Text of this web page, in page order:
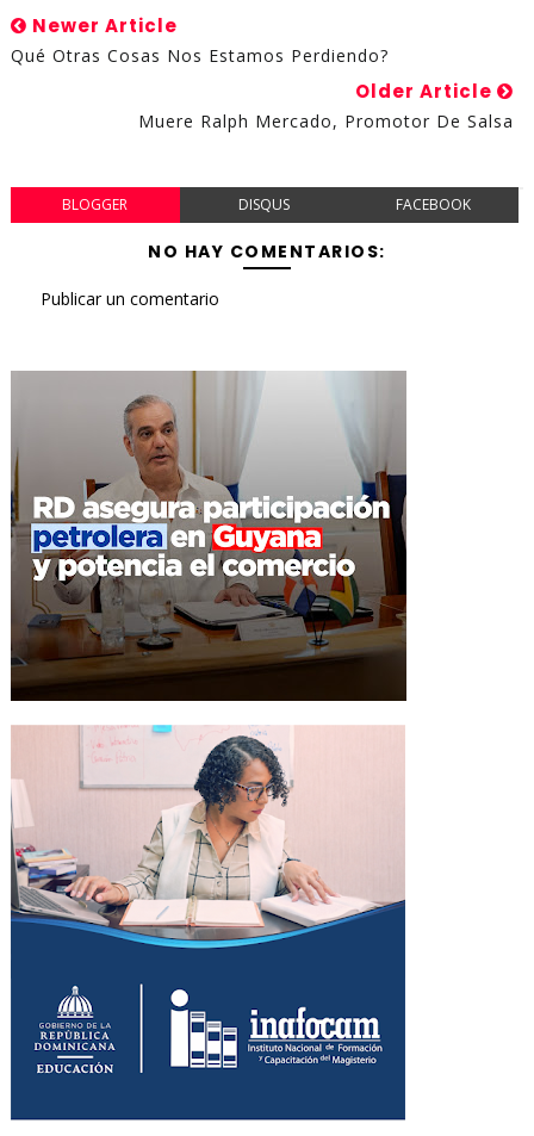
Newer Article
Qué Otras Cosas Nos Estamos Perdiendo?
Older Article
Muere Ralph Mercado, Promotor De Salsa
BLOGGER DISQUS FACEBOOK
NO HAY COMENTARIOS:
Publicar un comentario